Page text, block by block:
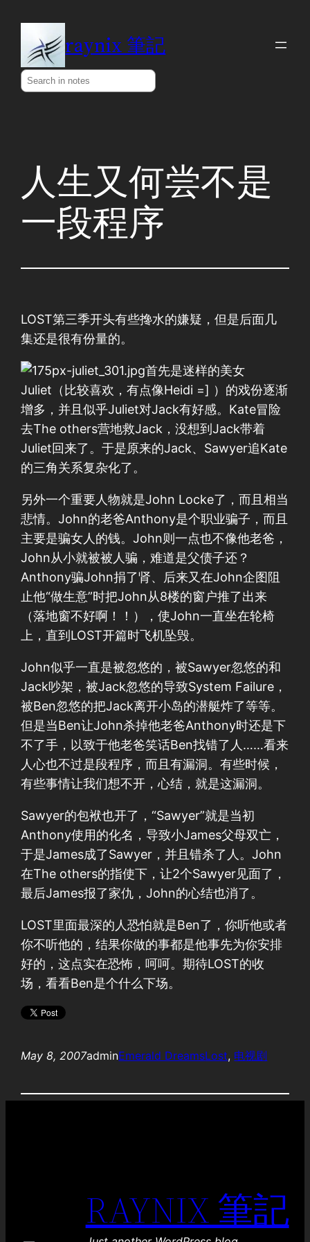
content
raynix 筆記
Search
人生又何尝不是
一段程序
LOST第三季开头有些搀水的嫌疑，但是后面几
集还是很有份量的。
首先是迷样的美女
Juliet（比较喜欢，有点像Heidi =] ）的戏份逐渐
增多，并且似乎Juliet对Jack有好感。Kate冒险
去The others营地救Jack，没想到Jack带着
Juliet回来了。于是原来的Jack、Sawyer追Kate
的三角关系复杂化了。
另外一个重要人物就是John Locke了，而且相当
悲情。John的老爸Anthony是个职业骗子，而且
主要是骗女人的钱。John则一点也不像他老爸，
John从小就被被人骗，难道是父债子还？
Anthony骗John捐了肾、后来又在John企图阻
止他“做生意”时把John从8楼的窗户推了出来
（落地窗不好啊！！），使John一直坐在轮椅
上，直到LOST开篇时飞机坠毁。
John似乎一直是被忽悠的，被Sawyer忽悠的和
Jack吵架，被Jack忽悠的导致System Failure，
被Ben忽悠的把Jack离开小岛的潜艇炸了等等。
但是当Ben让John杀掉他老爸Anthony时还是下
不了手，以致于他老爸笑话Ben找错了人……看来
人心也不过是段程序，而且有漏洞。有些时候，
有些事情让我们想不开，心结，就是这漏洞。
Sawyer的包袱也开了，“Sawyer”就是当初
Anthony使用的化名，导致小James父母双亡，
于是James成了Sawyer，并且错杀了人。John
在The others的指使下，让2个Sawyer见面了，
最后James报了家仇，John的心结也消了。
LOST里面最深的人恐怕就是Ben了，你听他或者
你不听他的，结果你做的事都是他事先为你安排
好的，这点实在恐怖，呵呵。期待LOST的收
场，看看Ben是个什么下场。
May 8, 2007adminEmerald DreamsLost, 电视剧
RAYNIX 筆記